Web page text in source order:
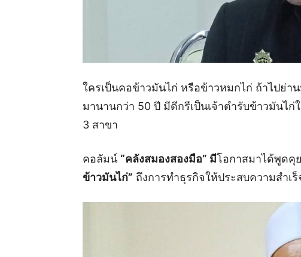
ใครเป็นคอข้าวมันไก่ หรือข้าวหมกไก่ ถ้าไปย่า
มานานกว่า 50 ปี มีดีกรีเป็นเจ้าตำรับข้าวมันไ
3 สาขา
คอลัมน์ “คลังสมองสองมือ” มีโอกาสมาได้พูดคุ
ข้าวมันไก่” ถึงการทำธุรกิจให้ประสบความสำ